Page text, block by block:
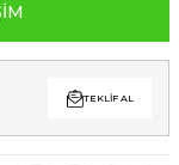
TEKLIF AL